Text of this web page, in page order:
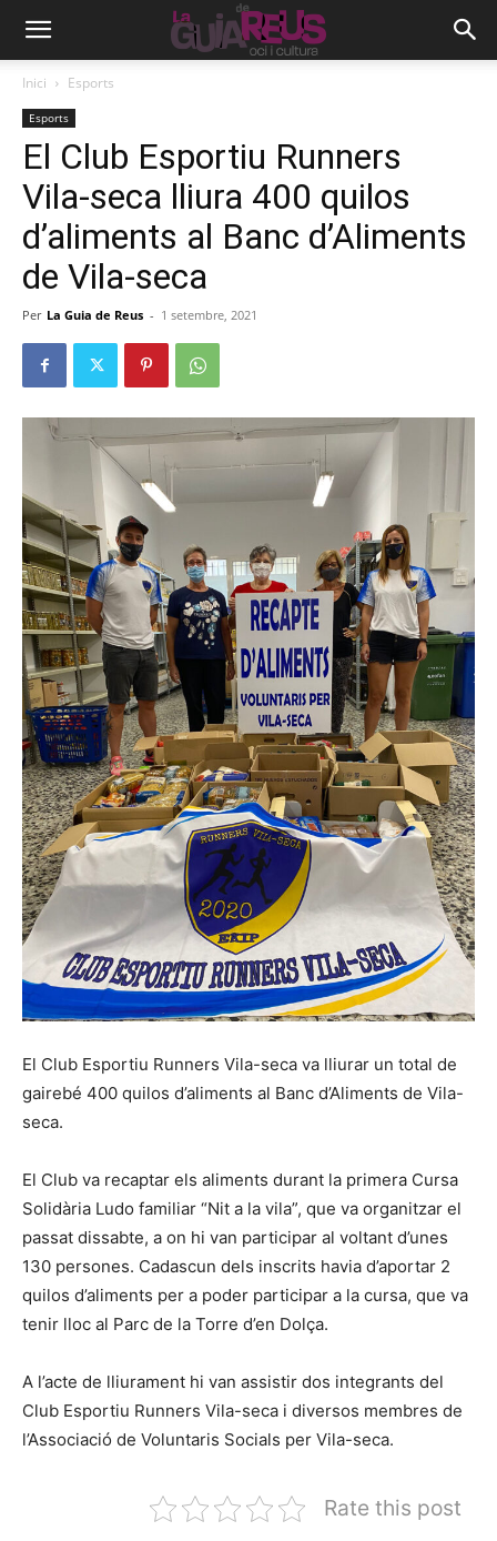
Inici Esports
Esports
El Club Esportiu Runners
Vila-seca lliura 400 quilos
d’aliments al Banc d’Aliments
de Vila-seca
Per La Guia de Reus - 1 setembre, 2021
El Club Esportiu Runners Vila-seca va lliurar un total de
gairebé 400 quilos d’aliments al Banc d’Aliments de Vila-
seca.
El Club va recaptar els aliments durant la primera Cursa
Solidària Ludo familiar “Nit a la vila”, que va organitzar el
passat dissabte, a on hi van participar al voltant d’unes
130 persones. Cadascun dels inscrits havia d’aportar 2
quilos d’aliments per a poder participar a la cursa, que va
tenir lloc al Parc de la Torre d’en Dolça.
A l’acte de lliurament hi van assistir dos integrants del
Club Esportiu Runners Vila-seca i diversos membres de
l’Associació de Voluntaris Socials per Vila-seca.
Rate this post